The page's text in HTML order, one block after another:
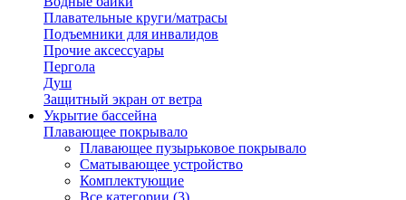
Плавательные круги/матрасы
Подъемники для инвалидов
Прочие аксессуары
Пергола
Душ
Защитный экран от ветра
Укрытие бассейна
Плавающее покрывало
Плавающее пузырьковое покрывало
Сматывающее устройство
Комплектующие
Все категории (3)